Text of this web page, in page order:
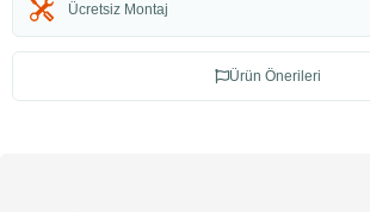
Ücretsiz Montaj
Ürün Önerileri